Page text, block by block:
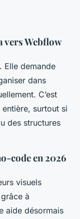
vers Webflow
Elle demande
dans
C’est
surtout si
des structures
code en 2026
visuels
à
aide désormais